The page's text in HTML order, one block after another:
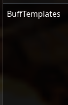
BuffTemplates